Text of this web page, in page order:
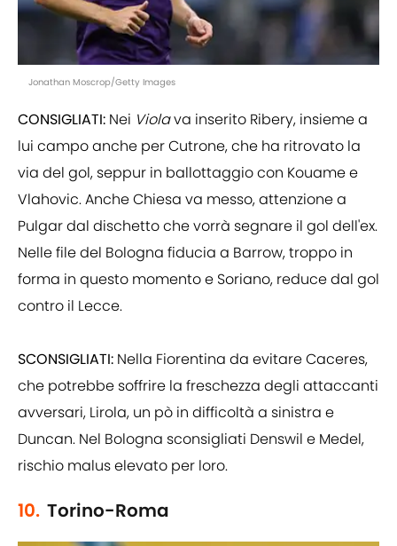
Jonathan Moscrop/Getty Images
CONSIGLIATI: Nei Violava inserito Ribery, insieme a
lui campo anche per Cutrone, che ha ritrovato la
via del gol, seppur in ballottaggio con Kouame e
Vlahovic. Anche Chiesa va messo, attenzione a
Pulgar dal dischetto che vorrà segnare il gol dell'ex.
Nelle file del Bologna fiducia a Barrow, troppo in
forma in questo momento e Soriano, reduce dal gol
contro il Lecce.
SCONSIGLIATI: Nella Fiorentina da evitare Caceres,
che potrebbe soffrire la freschezza degli attaccanti
avversari, Lirola, un pò in difficoltà a sinistra e
Duncan. Nel Bologna sconsigliati Denswil e Medel,
rischio malus elevato per loro.
10. Torino-Roma